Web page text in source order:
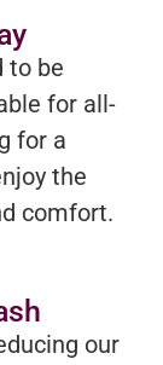
to be
for all-
for a
the
comfort.
our